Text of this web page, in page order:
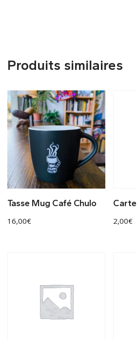
Produits similaires
Tasse Mug Café Chulo
16,00€
Carte
2,00€